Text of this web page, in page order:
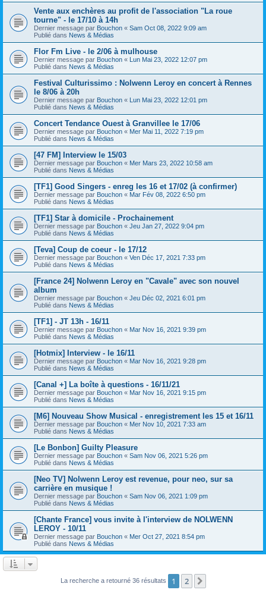
Vente aux enchères au profit de l'association "La roue
tourne" - le 17/10 à 14h
Dernier message par Bouchon « Sam Oct 08, 2022 9:09 am
Publié dans News & Médias
Flor Fm Live - le 2/06 à mulhouse
Dernier message par Bouchon « Lun Mai 23, 2022 12:07 pm
Publié dans News & Médias
Festival Culturissimo : Nolwenn Leroy en concert à Rennes
le 8/06 à 20h
Dernier message par Bouchon « Lun Mai 23, 2022 12:01 pm
Publié dans News & Médias
Concert Tendance Ouest à Granvillee le 17/06
Dernier message par Bouchon « Mer Mai 11, 2022 7:19 pm
Publié dans News & Médias
[47 FM] Interview le 15/03
Dernier message par Bouchon « Mer Mars 23, 2022 10:58 am
Publié dans News & Médias
[TF1] Good Singers - enreg les 16 et 17/02 (à confirmer)
Dernier message par Bouchon « Mar Fév 08, 2022 6:50 pm
Publié dans News & Médias
[TF1] Star à domicile - Prochainement
Dernier message par Bouchon « Jeu Jan 27, 2022 9:04 pm
Publié dans News & Médias
[Teva] Coup de coeur - le 17/12
Dernier message par Bouchon « Ven Déc 17, 2021 7:33 pm
Publié dans News & Médias
[France 24] Nolwenn Leroy en "Cavale" avec son nouvel
album
Dernier message par Bouchon « Jeu Déc 02, 2021 6:01 pm
Publié dans News & Médias
[TF1] - JT 13h - 16/11
Dernier message par Bouchon « Mar Nov 16, 2021 9:39 pm
Publié dans News & Médias
[Hotmix] Interview - le 16/11
Dernier message par Bouchon « Mar Nov 16, 2021 9:28 pm
Publié dans News & Médias
[Canal +] La boîte à questions - 16/11/21
Dernier message par Bouchon « Mar Nov 16, 2021 9:15 pm
Publié dans News & Médias
[M6] Nouveau Show Musical - enregistrement les 15 et 16/11
Dernier message par Bouchon « Mer Nov 10, 2021 7:33 am
Publié dans News & Médias
[Le Bonbon] Guilty Pleasure
Dernier message par Bouchon « Sam Nov 06, 2021 5:26 pm
Publié dans News & Médias
[Neo TV] Nolwenn Leroy est revenue, pour neo, sur sa
carrière en musique !
Dernier message par Bouchon « Sam Nov 06, 2021 1:09 pm
Publié dans News & Médias
[Chante France] vous invite à l'interview de NOLWENN
LEROY - 10/11
Dernier message par Bouchon « Mer Oct 27, 2021 8:54 pm
Publié dans News & Médias
La recherche a retourné 36 résultats 1 2